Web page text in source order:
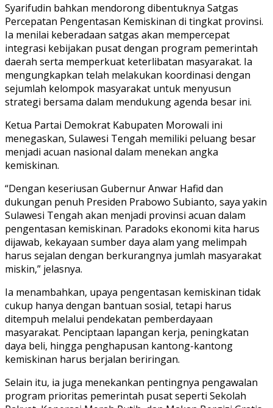
Syarifudin bahkan mendorong dibentuknya Satgas
Percepatan Pengentasan Kemiskinan di tingkat provinsi.
Ia menilai keberadaan satgas akan mempercepat
integrasi kebijakan pusat dengan program pemerintah
daerah serta memperkuat keterlibatan masyarakat. Ia
mengungkapkan telah melakukan koordinasi dengan
sejumlah kelompok masyarakat untuk menyusun
strategi bersama dalam mendukung agenda besar ini.
Ketua Partai Demokrat Kabupaten Morowali ini
menegaskan, Sulawesi Tengah memiliki peluang besar
menjadi acuan nasional dalam menekan angka
kemiskinan.
“Dengan keseriusan Gubernur Anwar Hafid dan
dukungan penuh Presiden Prabowo Subianto, saya yakin
Sulawesi Tengah akan menjadi provinsi acuan dalam
pengentasan kemiskinan. Paradoks ekonomi kita harus
dijawab, kekayaan sumber daya alam yang melimpah
harus sejalan dengan berkurangnya jumlah masyarakat
miskin,” jelasnya.
Ia menambahkan, upaya pengentasan kemiskinan tidak
cukup hanya dengan bantuan sosial, tetapi harus
ditempuh melalui pendekatan pemberdayaan
masyarakat. Penciptaan lapangan kerja, peningkatan
daya beli, hingga penghapusan kantong-kantong
kemiskinan harus berjalan beriringan.
Selain itu, ia juga menekankan pentingnya pengawalan
program prioritas pemerintah pusat seperti Sekolah